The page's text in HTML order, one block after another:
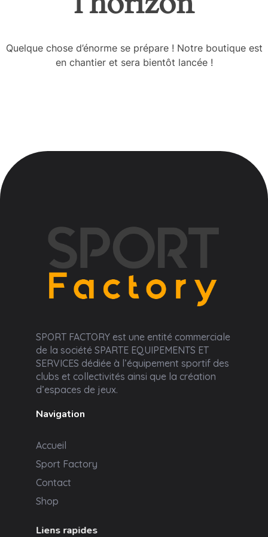
Quelque chose d’énorme se prépare ! Notre boutique est
en chantier et sera bientôt lancée !
SPORT FACTORY est une entité commerciale
de la société SPARTE EQUIPEMENTS ET
SERVICES dédiée à l’équipement sportif des
clubs et collectivités ainsi que la création
d’espaces de jeux.
Navigation
Accueil
Sport Factory
Contact
Shop
Liens rapides